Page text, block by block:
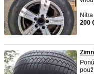
200